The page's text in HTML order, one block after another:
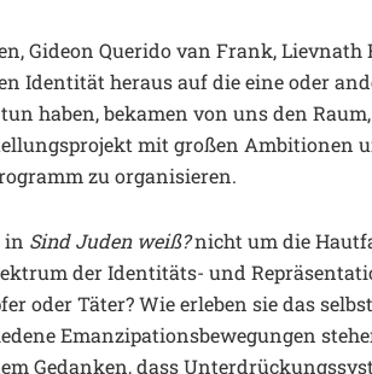
Gideon Querido van Frank,
Identität heraus auf die eine oder
haben, bekamen von uns den
mit großen Ambitionen
zu organisieren.
in Sind Juden weiß?nicht um die
der Identitäts- und
oder Täter? Wie erleben sie das
Emanzipationsbewegungen
Gedanken, dass